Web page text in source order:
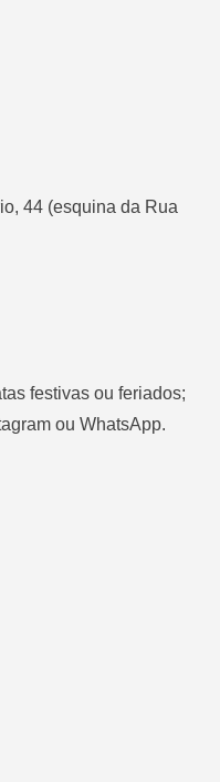
44 (esquina da Rua
festivas ou feriados;
ou WhatsApp.